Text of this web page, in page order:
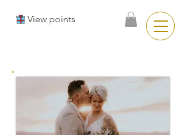
View points